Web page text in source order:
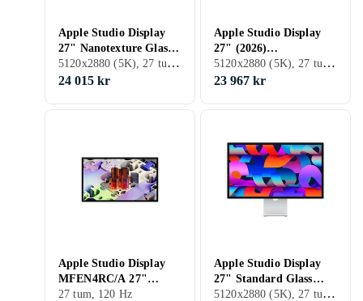
Apple Studio Display
27" Nanotexture Glass
Vesa Mount Adapter 5120x2880 (5K), 27 tum, LCD, 60 Hz
24 015 kr
Apple Studio Display
27" (2026)
Nanotexturglas –
VESA-
5120x2880 (5K), 27 tum, LED LCD, 60 Hz
23 967 kr
Apple Studio Display
MFEN4RC/A 27"
Standard 5K 120Hz
27 tum, 120 Hz
Apple Studio Display
27" Standard Glass
Vesa Mount Adapter 5120x2880 (5K), 27 tum, LCD, 60 Hz